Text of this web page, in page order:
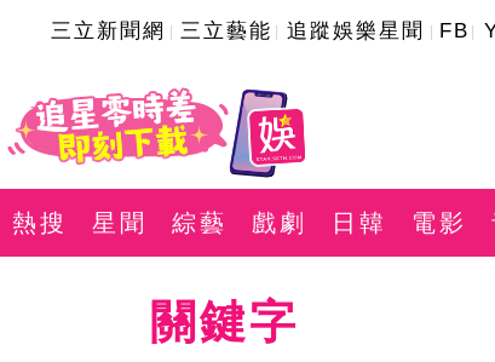
三立新聞網 三立藝能 追蹤娛樂星聞 FB
熱搜 星聞 綜藝 戲劇 日韓 電影
關鍵字